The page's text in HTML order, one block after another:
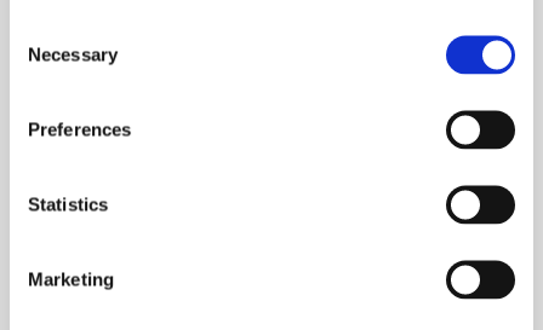
Selection
Necessary
Preferences
Statistics
Marketing